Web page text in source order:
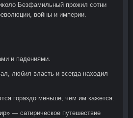
Безфамильный прожил сотни
войны и империи.
и падениями.
любил власть и всегда находил
гораздо меньше, чем им кажется.
— сатирическое путешествие